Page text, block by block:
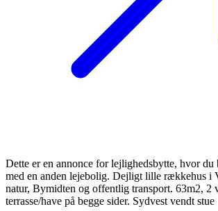
Dette er en annonce for lejlighedsbytte, hvor
med en anden lejebolig. Dejligt lille rækkehus i
natur, Bymidten og offentlig transport. 63m2, 2
terrasse/have på begge sider. Sydvest vendt stue